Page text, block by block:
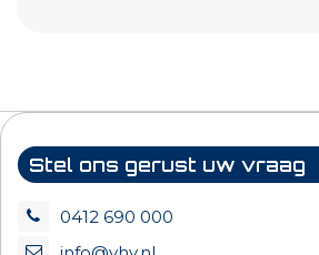
Stel ons gerust uw vraag
0412 690 000